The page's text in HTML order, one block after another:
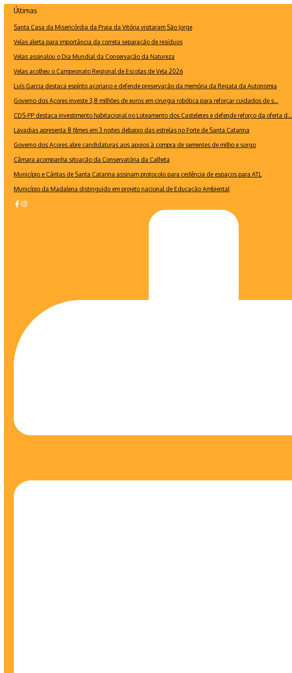
conteúdo
Últimas
Santa Casa da Misericórdia da Praia da Vitória visitaram São Jorge
Velas alerta para importância da correta separação de resíduos
Velas assinalou o Dia Mundial da Conservação da Natureza
Velas acolheu o Campeonato Regional de Escolas de Vela 2026
Luís Garcia destaca espírito açoriano e defende preservação da memória da Regata da Autonomia
Governo dos Açores investe 3,8 milhões de euros em cirurgia robótica para reforçar cuidados de s...
CDS-PP destaca investimento habitacional no Loteamento dos Casteletes e defende reforço da oferta d...
Lavadias apresenta 8 filmes em 3 noites debaixo das estrelas no Forte de Santa Catarina
Governo dos Açores abre candidaturas aos apoios à compra de sementes de milho e sorgo
Câmara acompanha situação da Conservatória da Calheta
Município e Cáritas de Santa Catarina assinam protocolo para cedência de espaços para ATL
Município da Madalena distinguido em projeto nacional de Educação Ambiental